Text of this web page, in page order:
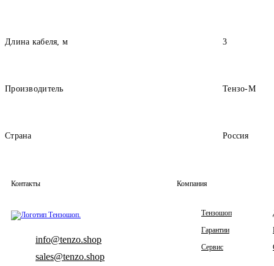
Длина кабеля, м 3
Производитель Тензо-М
Страна Россия
Контакты
info@tenzo.shop
sales@tenzo.shop
Компания
Тензошоп
Гарантии
Сервис